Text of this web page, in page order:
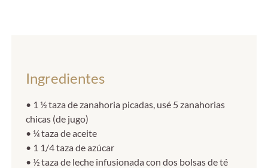
Ingredientes
• 1 ½ taza de zanahoria picadas, usé 5 zanahorias
chicas (de jugo)
• ¼ taza de aceite
• 1 1/4 taza de azúcar
• ½ taza de leche infusionada con dos bolsas de té